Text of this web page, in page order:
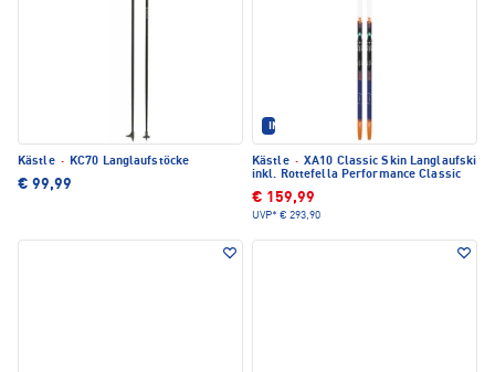
Kästle · KC70 Langlaufstöcke
€ 99,99
IM SET ERHÄLTLICH
Kästle · XA10 Classic Skin Langlaufski
inkl. Rottefella Performance Classic
€ 159,99
UVP* € 293,90